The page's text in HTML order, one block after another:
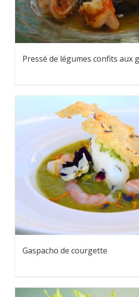
Pressé de légumes confits aux
Gaspacho de courgette